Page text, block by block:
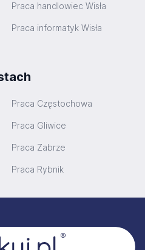
Praca handlowiec Wisła
Praca informatyk Wisła
Praca Częstochowa
Praca Gliwice
Praca Zabrze
Praca Rybnik